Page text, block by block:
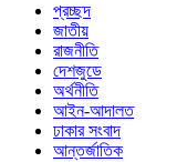
প্রচ্ছদ
জাতীয়
রাজনীতি
দেশজুডে
অর্থনীতি
আইন-আদালত
ঢাকার সংবাদ
আন্তর্জাতিক